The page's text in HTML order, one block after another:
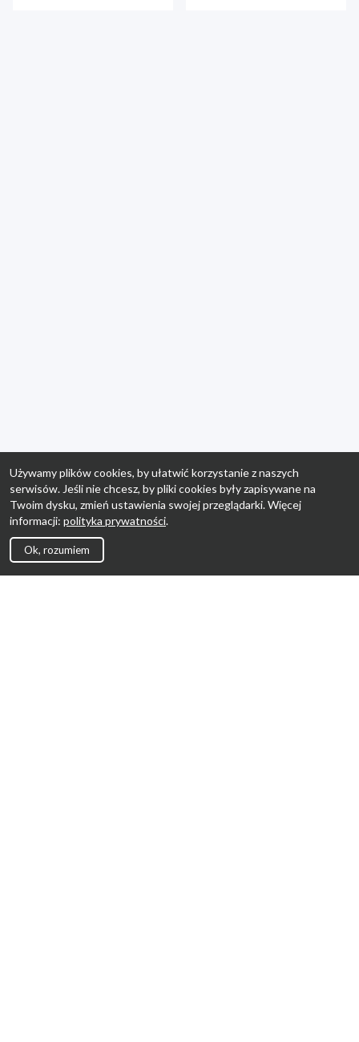
Używamy plików cookies, by ułatwić korzystanie z naszych
serwisów. Jeśli nie chcesz, by pliki cookies były zapisywane na
Twoim dysku, zmień ustawienia swojej przeglądarki. Więcej
informacji: polityka prywatności.
Ok, rozumiem